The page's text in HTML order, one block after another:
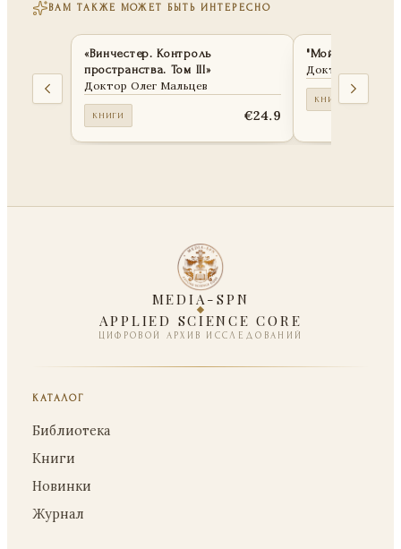
ВАМ ТАКЖЕ МОЖЕТ БЫТЬ ИНТЕРЕСНО
«Винчестер. Контроль
пространства. Том III»
Доктор Олег Мальцев
КНИГИ €24.9
"Мой путь в
Доктор Олег
КНИГИ
MEDIA-SPN
APPLIED SCIENCE CORE
ЦИФРОВОЙ АРХИВ ИССЛЕДОВАНИЙ
КАТАЛОГ
Библиотека
Книги
Новинки
Журнал